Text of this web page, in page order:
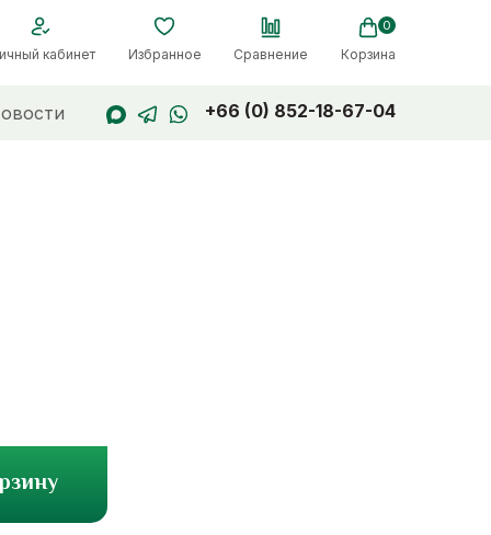
кабинет Избранное Сравнение
0
Корзина
+66 (0) 852-18-67-04